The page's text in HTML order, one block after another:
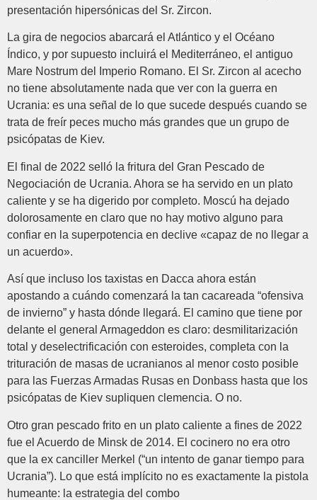
presentación hipersónicas del Sr. Zircon.
La gira de negocios abarcará el Atlántico y el Océano
Índico, y por supuesto incluirá el Mediterráneo, el antiguo
Mare Nostrum del Imperio Romano. El Sr. Zircon al acecho
no tiene absolutamente nada que ver con la guerra en
Ucrania: es una señal de lo que sucede después cuando se
trata de freír peces mucho más grandes que un grupo de
psicópatas de Kiev.
El final de 2022 selló la fritura del Gran Pescado de
Negociación de Ucrania. Ahora se ha servido en un plato
caliente y se ha digerido por completo. Moscú ha dejado
dolorosamente en claro que no hay motivo alguno para
confiar en la superpotencia en declive «capaz de no llegar a
un acuerdo».
Así que incluso los taxistas en Dacca ahora están
apostando a cuándo comenzará la tan cacareada “ofensiva
de invierno” y hasta dónde llegará. El camino que tiene por
delante el general Armageddon es claro: desmilitarización
total y deselectrificación con esteroides, completa con la
trituración de masas de ucranianos al menor costo posible
para las Fuerzas Armadas Rusas en Donbass hasta que los
psicópatas de Kiev supliquen clemencia. O no.
Otro gran pescado frito en un plato caliente a fines de 2022
fue el Acuerdo de Minsk de 2014. El cocinero no era otro
que la ex canciller Merkel (“un intento de ganar tiempo para
Ucrania”). Lo que está implícito no es exactamente la pistola
humeante: la estrategia del combo